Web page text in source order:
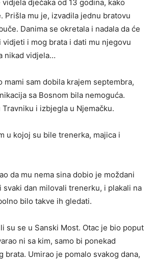
dječaka od 13 godina, kako
Prišla mu je, izvadila jednu bratovu
Danima se okretala i nadala da će
i mog brata i dati mu njegovu
nikad vidjela…
mami sam dobila krajem septembra,
sa Bosnom bila nemoguća.
i izbjegla u Njemačku.
u kojoj su bile trenerka, majica i
da mu nema sina dobio je moždani
svaki dan milovali trenerku, i plakali na
bilo takve ih gledati.
su se u Sanski Most. Otac je bio poput
ni sa kim, samo bi ponekad
brata. Umirao je pomalo svakog dana,